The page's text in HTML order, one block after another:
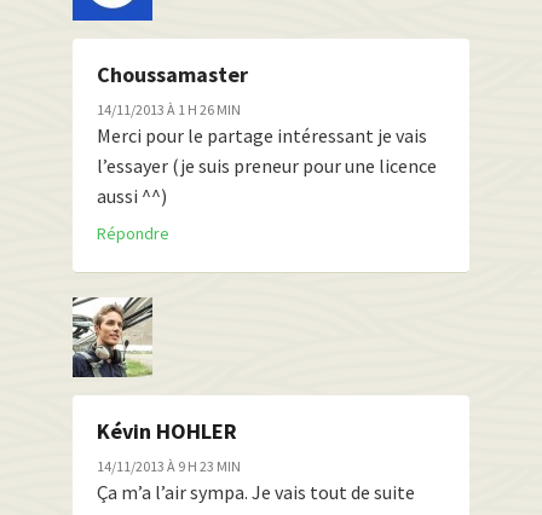
Choussamaster
14/11/2013 À 1 H 26 MIN
Merci pour le partage intéressant je vais
l’essayer (je suis preneur pour une licence
aussi ^^)
Répondre
Kévin HOHLER
14/11/2013 À 9 H 23 MIN
Ça m’a l’air sympa. Je vais tout de suite